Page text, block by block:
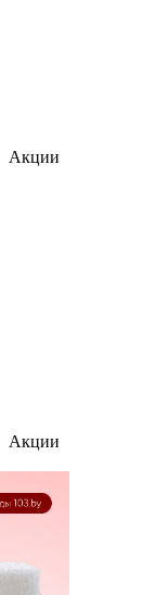
Акции
Акции